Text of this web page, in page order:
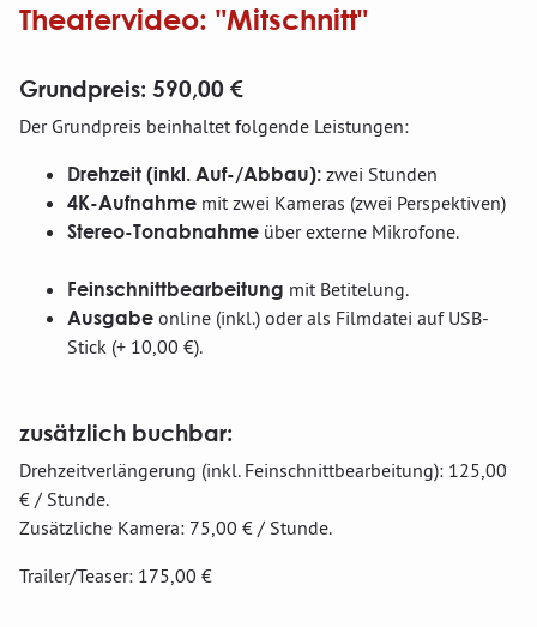
Theatervideo: "Mitschnitt"
Grundpreis: 590,00 €
Der Grundpreis beinhaltet folgende Leistungen:
Drehzeit (inkl. Auf-/Abbau): zwei Stunden
4K-Aufnahme mit zwei Kameras (zwei Perspektiven)
Stereo-Tonabnahme über externe Mikrofone.
Feinschnittbearbeitung mit Betitelung.
Ausgabe online (inkl.) oder als Filmdatei auf USB-
Stick (+ 10,00 €).
zusätzlich buchbar:
Drehzeitverlängerung (inkl. Feinschnittbearbeitung): 125,00
€ / Stunde.
Zusätzliche Kamera: 75,00 € / Stunde.
Trailer/Teaser: 175,00 €